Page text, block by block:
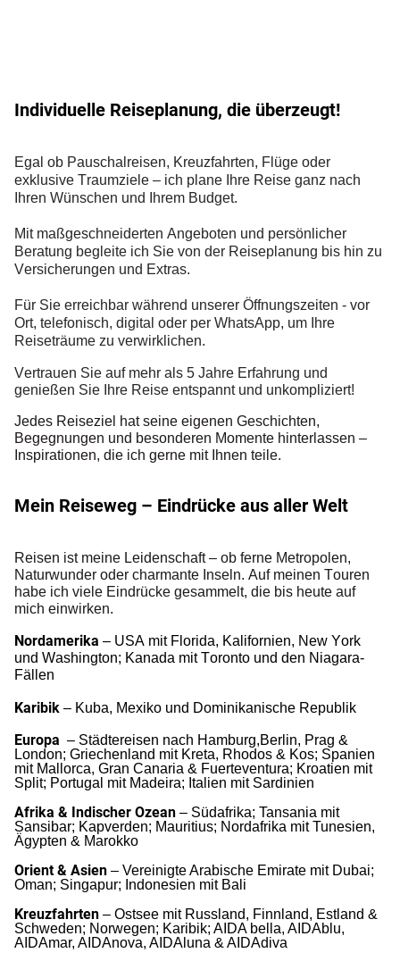
Individuelle Reiseplanung, die überzeugt!
Egal ob Pauschalreisen, Kreuzfahrten, Flüge oder
exklusive Traumziele – ich plane Ihre Reise ganz nach
Ihren Wünschen und Ihrem Budget.
Mit maßgeschneiderten Angeboten und persönlicher
Beratung begleite ich Sie von der Reiseplanung bis hin zu
Versicherungen und Extras.
Für Sie erreichbar während unserer Öffnungszeiten - vor
Ort, telefonisch, digital oder per WhatsApp, um Ihre
Reiseträume zu verwirklichen.
Vertrauen Sie auf mehr als 5 Jahre Erfahrung und
genießen Sie Ihre Reise entspannt und unkompliziert!
Jedes Reiseziel hat seine eigenen Geschichten,
Begegnungen und besonderen Momente hinterlassen –
Inspirationen, die ich gerne mit Ihnen teile.
Mein Reiseweg – Eindrücke aus aller Welt
Reisen ist meine Leidenschaft – ob ferne Metropolen,
Naturwunder oder charmante Inseln. Auf meinen Touren
habe ich viele Eindrücke gesammelt, die bis heute auf
mich einwirken.
Nordamerika – USA mit Florida, Kalifornien, New York
und Washington; Kanada mit Toronto und den Niagara-
Fällen
Karibik – Kuba, Mexiko und Dominikanische Republik
Europa – Städtereisen nach Hamburg,Berlin, Prag &
London; Griechenland mit Kreta, Rhodos & Kos; Spanien
mit Mallorca, Gran Canaria & Fuerteventura; Kroatien mit
Split; Portugal mit Madeira; Italien mit Sardinien
Afrika & Indischer Ozean – Südafrika; Tansania mit
Sansibar; Kapverden; Mauritius; Nordafrika mit Tunesien,
Ägypten & Marokko
Orient & Asien – Vereinigte Arabische Emirate mit Dubai;
Oman; Singapur; Indonesien mit Bali
Kreuzfahrten – Ostsee mit Russland, Finnland, Estland &
Schweden; Norwegen; Karibik; AIDA bella, AIDAblu,
AIDAmar, AIDAnova, AIDAluna & AIDAdiva